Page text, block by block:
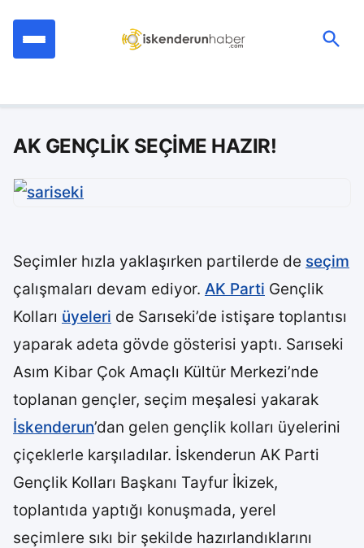
AK GENÇLİK SEÇİME HAZIR!
Seçimler hızla yaklaşırken partilerde de seçim
çalışmaları devam ediyor. AK Parti Gençlik
Kolları üyeleri de Sarıseki’de istişare toplantısı
yaparak adeta gövde gösterisi yaptı. Sarıseki
Asım Kibar Çok Amaçlı Kültür Merkezi’nde
toplanan gençler, seçim meşalesi yakarak
İskenderun’dan gelen gençlik kolları üyelerini
çiçeklerle karşıladılar. İskenderun AK Parti
Gençlik Kolları Başkanı Tayfur İkizek,
toplantıda yaptığı konuşmada, yerel
seçimlere sıkı bir şekilde hazırlandıklarını